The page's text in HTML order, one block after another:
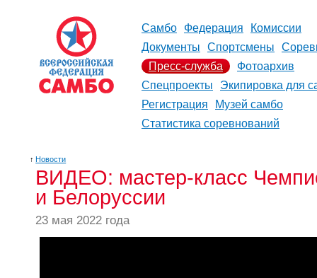
Самбо Федерация
Комиссии
Документы
Спортсмены
Пресс-служба
Фотоархив
Спецпроекты
Экипировка для
Регистрация
Музей самбо
Статистика соревнований
↑ Новости
ВИДЕО: мастер-класс
и Белоруссии
23 мая 2022 года